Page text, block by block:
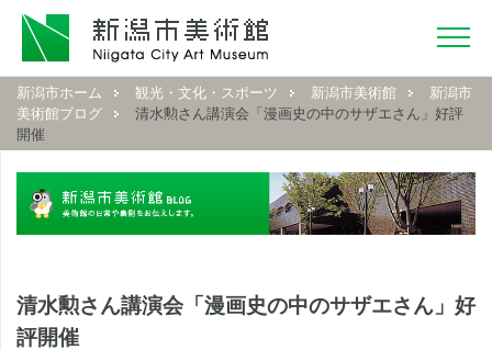
新潟市ホーム 観光・文化・スポーツ 新潟市美術館
新潟市
美術館ブログ
清水勲さん講演会「漫画史の中のサザエさん」好評
開催
清水勲さん講演会「漫画史の中のサザエさん」好
評開催